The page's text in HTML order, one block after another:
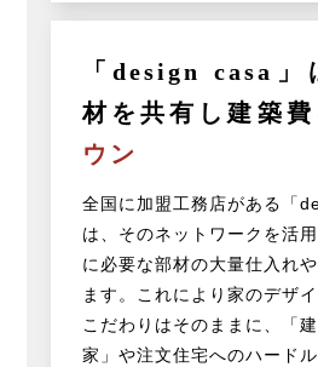
「design casa」
材を共有し建築費
ウン
全国に加盟工務店がある「
は、そのネットワークを活
に必要な部材の大量仕入れ
ます。これにより家のデザ
こだわりはそのままに、「
家」や注文住宅へのハード